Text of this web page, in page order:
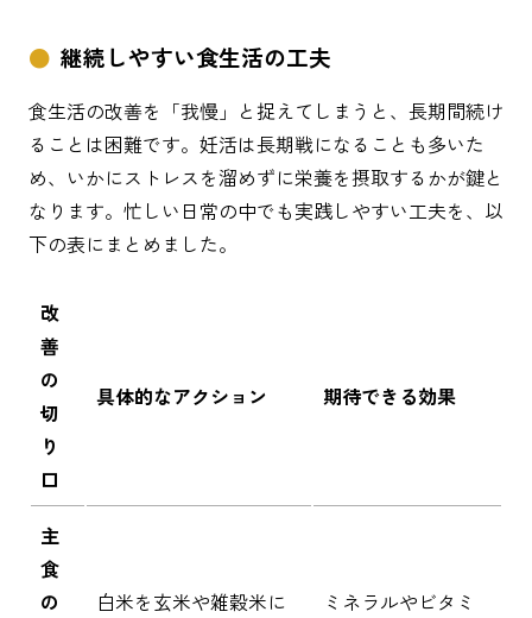
継続しやすい食生活の工夫
食生活の改善を「我慢」と捉えてしまうと、長期間続け
ることは困難です。妊活は長期戦になることも多いた
め、いかにストレスを溜めずに栄養を摂取するかが鍵と
なります。忙しい日常の中でも実践しやすい工夫を、以
下の表にまとめました。
改
善
の
切
り
口
具体的なアクション 期待できる効果
主
食
の
白米を玄米や雑穀米に
ミネラルやビタミ